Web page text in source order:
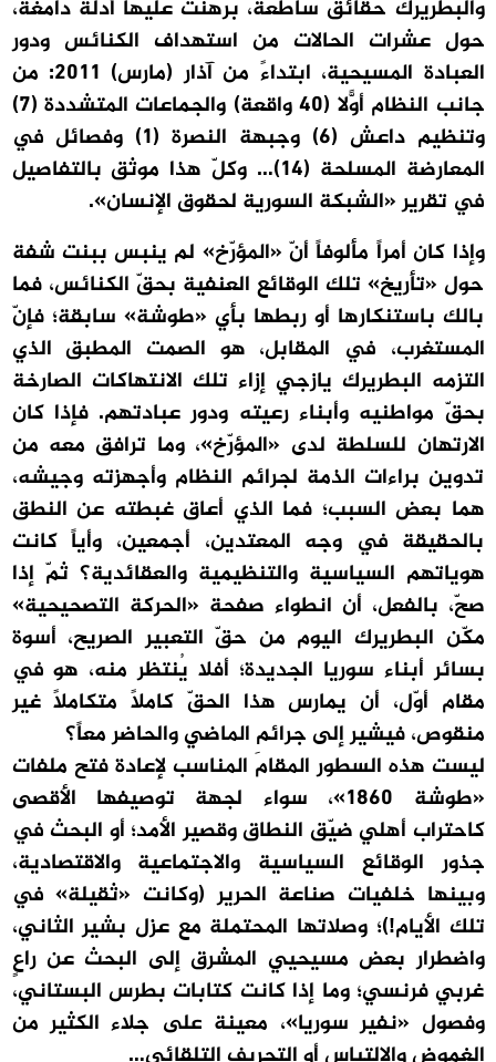
والبطريرك حقائق ساطعة، برهنت عليها أدلة دامغة،
حول عشرات الحالات من استهداف الكنائس ودور
العبادة المسيحية، ابتداءً من آذار (مارس) 2011: من
جانب النظام أوّلاً (40 واقعة) والجماعات المتشددة (7)
وتنظيم داعش (6) وجبهة النصرة (1) وفصائل في
المعارضة المسلحة (14)… وكلّ هذا موثق بالتفاصيل
في تقرير «الشبكة السورية لحقوق الإنسان».
وإذا كان أمراً مألوفاً أنّ «المؤرّخ» لم ينبس ببنت شفة
حول «تأريخ» تلك الوقائع العنفية بحقّ الكنائس، فما
بالك باستنكارها أو ربطها بأي «طوشة» سابقة؛ فإنّ
المستغرب، في المقابل، هو الصمت المطبق الذي
التزمه البطريرك يازجي إزاء تلك الانتهاكات الصارخة
بحقّ مواطنيه وأبناء رعيته ودور عبادتهم. فإذا كان
الارتهان للسلطة لدى «المؤرّخ»، وما ترافق معه من
تدوين براءات الذمة لجرائم النظام وأجهزته وجيشه،
هما بعض السبب؛ فما الذي أعاق غبطته عن النطق
بالحقيقة في وجه المعتدين، أجمعين، وأياً كانت
هوياتهم السياسية والتنظيمية والعقائدية؟ ثمّ إذا
صحّ، بالفعل، أن انطواء صفحة «الحركة التصحيحية»
مكّن البطريرك اليوم من حقّ التعبير الصريح، أسوة
بسائر أبناء سوريا الجديدة؛ أفلا يُنتظر منه، هو في
مقام أوّل، أن يمارس هذا الحقّ كاملاً متكاملاً غير
منقوص، فيشير إلى جرائم الماضي والحاضر معاً؟
ليست هذه السطور المقامَ المناسب لإعادة فتح ملفات
«طوشة 1860»، سواء لجهة توصيفها الأقصى
كاحتراب أهلي ضيّق النطاق وقصير الأمد؛ أو البحث في
جذور الوقائع السياسية والاجتماعية والاقتصادية،
وبينها خلفيات صناعة الحرير (وكانت «ثقيلة» في
تلك الأيام!)؛ وصلاتها المحتملة مع عزل بشير الثاني،
واضطرار بعض مسيحيي المشرق إلى البحث عن راعٍ
غربي فرنسي؛ وما إذا كانت كتابات بطرس البستاني،
وفصول «نفير سوريا»، معينة على جلاء الكثير من